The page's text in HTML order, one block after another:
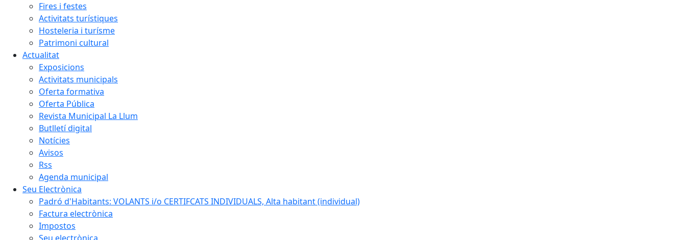
Fires i festes
Activitats turístiques
Hosteleria i turísme
Patrimoni cultural
Actualitat
Exposicions
Activitats municipals
Oferta formativa
Oferta Pública
Revista Municipal La Llum
Butlletí digital
Notícies
Avisos
Rss
Agenda municipal
Seu Electrònica
Padró d'Habitants: VOLANTS i/o CERTIFCATS INDIVIDUALS, Alta habitant (individual)
Factura electrònica
Impostos